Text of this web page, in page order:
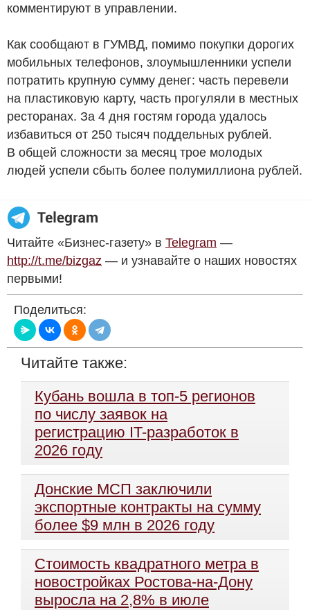
комментируют в управлении.
Как сообщают в ГУМВД, помимо покупки дорогих
мобильных телефонов, злоумышленники успели
потратить крупную сумму денег: часть перевели
на пластиковую карту, часть прогуляли в местных
ресторанах. За 4 дня гостям города удалось
избавиться от 250 тысяч поддельных рублей.
В общей сложности за месяц трое молодых
людей успели сбыть более полумиллиона рублей.
Читайте «Бизнес-газету» в Telegram —
http://t.me/bizgaz — и узнавайте о наших новостях
первыми!
Поделиться:
Читайте также:
Кубань вошла в топ-5 регионов
по числу заявок на
регистрацию IT-разработок в
2026 году
Донские МСП заключили
экспортные контракты на сумму
более $9 млн в 2026 году
Стоимость квадратного метра в
новостройках Ростова-на-Дону
выросла на 2,8% в июле